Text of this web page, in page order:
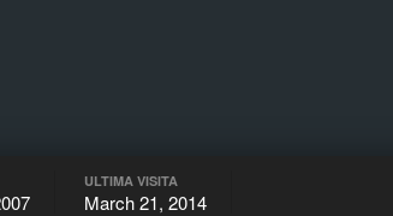
ULTIMA VISITA
March 21, 2014